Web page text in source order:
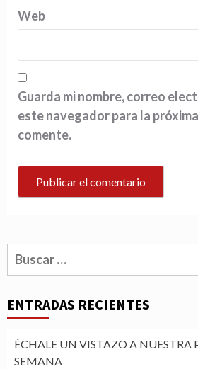
Web
Guarda mi nombre, correo
este navegador para la
comente.
Buscar:
ENTRADAS RECIENTES
ÉCHALE UN VISTAZO A NUESTRA
SEMANA